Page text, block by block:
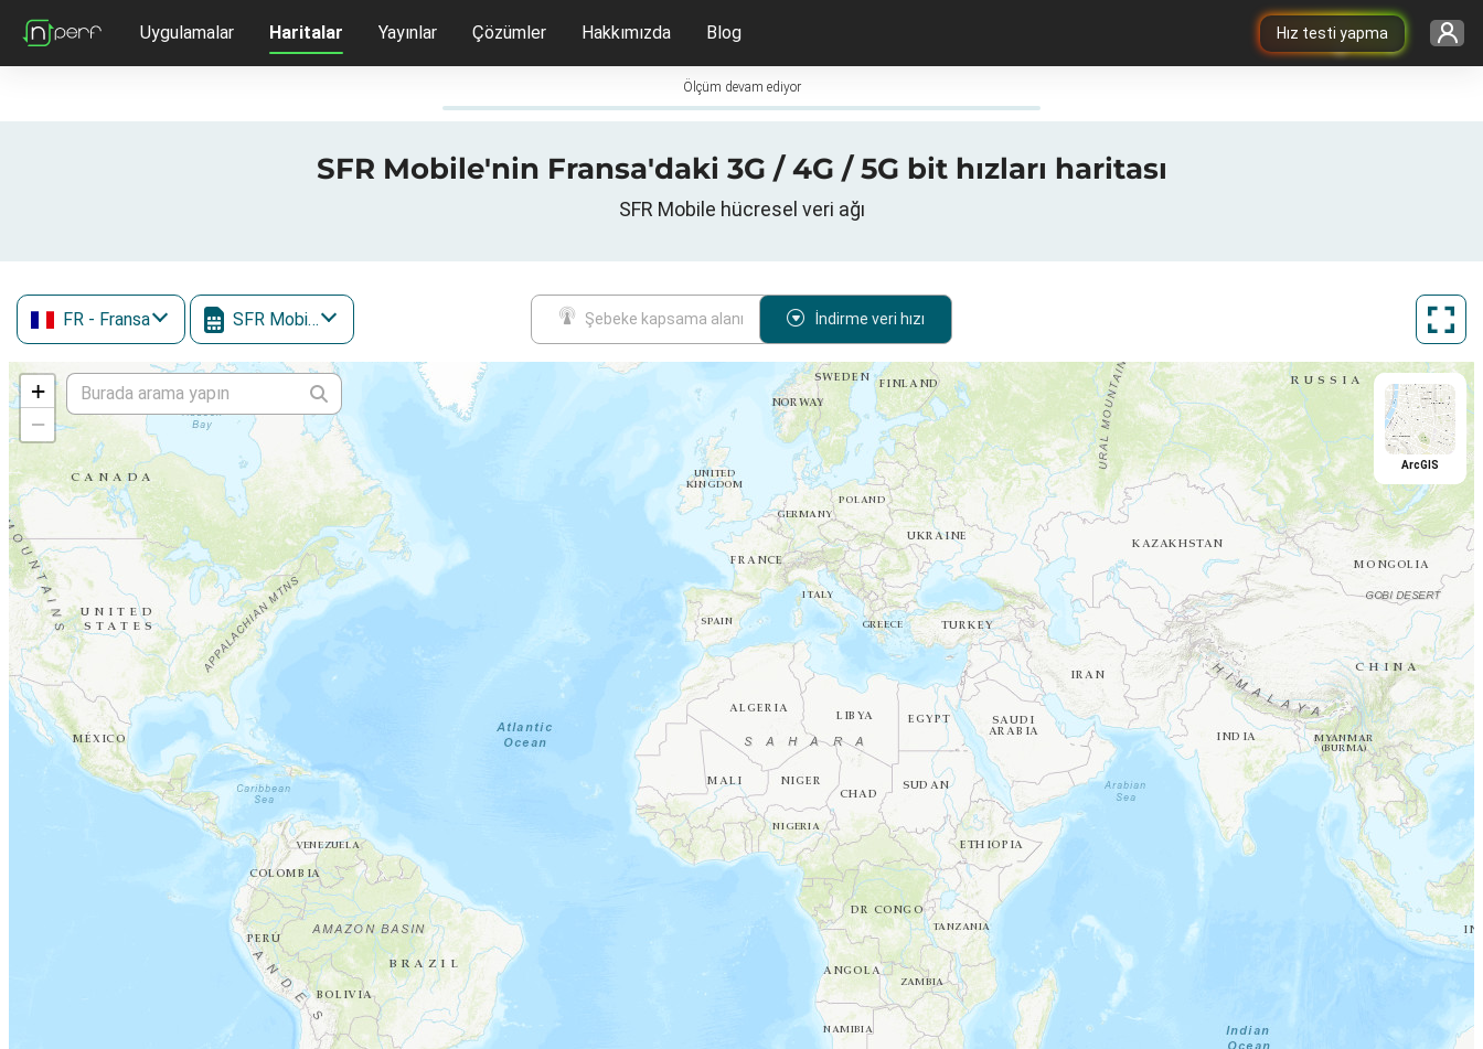
Hız testi yapma
Uygulamalar Haritalar Yayınlar Çözümler Hakkımızda Blog
Ölçüm devam ediyor
SFR Mobile'nin Fransa'daki 3G / 4G / 5G bit hızları haritası
SFR Mobile hücresel veri ağı
FR - Fransa SFR Mobile Şebeke kapsama alanı İndirme veri hızı
+
−
ArcGIS